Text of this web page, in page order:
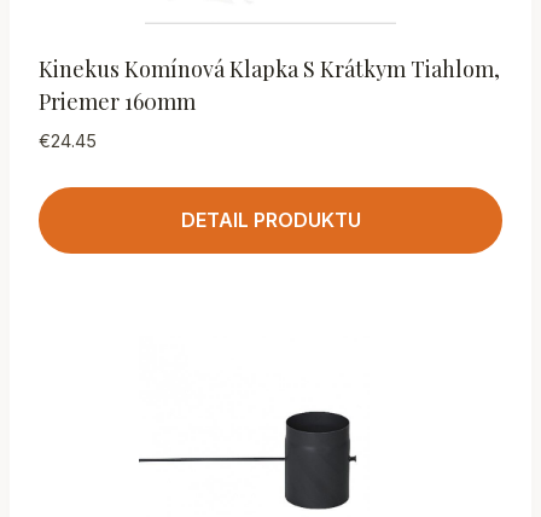
Kinekus Komínová Klapka S Krátkym Tiahlom,
Priemer 160mm
€24.45
DETAIL PRODUKTU